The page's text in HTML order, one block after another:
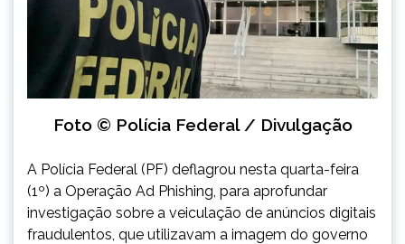
Foto © Polícia Federal / Divulgação
A Polícia Federal (PF) deflagrou nesta quarta-feira
(1º) a Operação Ad Phishing, para aprofundar
investigação sobre a veiculação de anúncios digitais
fraudulentos, que utilizavam a imagem do governo